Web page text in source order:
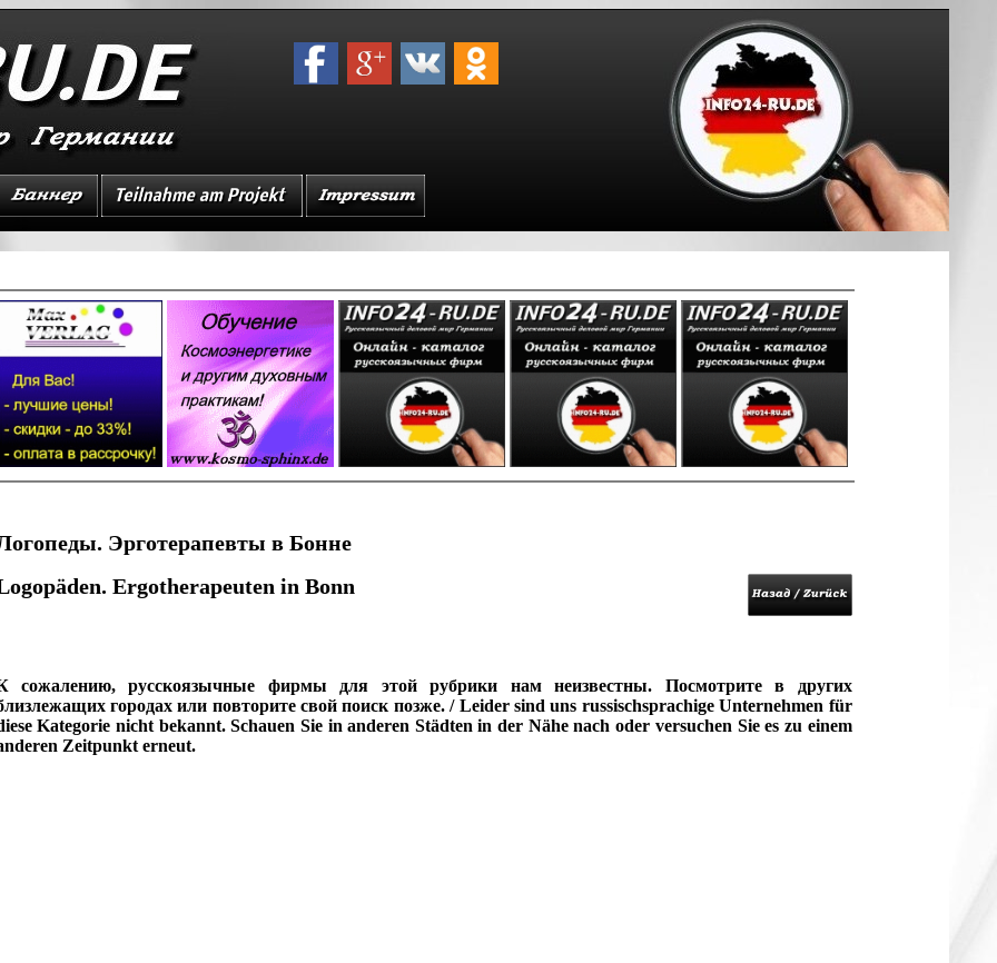
Эрготерапевты в Бонне
Ergotherapeuten in Bonn
сожалению, русскоязычные фирмы для этой рубрики нам неизвестны. Посмотрите в других
городах или повторите свой поиск позже. / Leider sind uns russischsprachige Unternehmen für
Kategorie nicht bekannt. Schauen Sie in anderen Städten in der Nähe nach oder versuchen Sie es zu einem
Zeitpunkt erneut.